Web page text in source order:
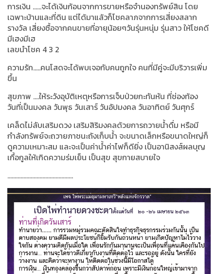
การเงิน ……จะได้เงินก้อนจากการขายหรือจำนองทรัพย์สิน โดย
เฉพาะบ้านและที่ดิน แต่ได้มาแล้วก็โชคลาภจากการเสี่ยงสลาก
รางวัล เสี่ยงซื้อจากคนขายที่อายุน้อยๆวันรุ่นหนุ่ม รุ่นสาว ให้โชคดี
มีเฮงมีเฮ
เลขนำโชค 4 3 2
ความรัก…..คนโสดจะได้พบเจอกับคนถูกใจ คนที่มีคู่จะมีบริวารเพิ่ม
ขึ้น
สุขภาพ ….ให้ระวังอุบัติเหตุหรือการเจ็บป่วยกะทันหัน ที่ช่องท้อง
วันที่เป็นมงคล วันพุธ วันเสาร์ วันอัปมงคล วันอาทิตย์ วันศุกร์
เคล็ดไม่ลับเสริมดวง เสริมสิริมงคลด้วยการถวายน้ำดื่ม หรือมี
กำลังทรัพย์จะถวายภาชนะถังเก็บน้ำ จะขนาดเล็กหรือขนาดใหญ่ก็
ดูความเหมาะสม และจะเป็นค่าน้ำค่าไฟก็ดียิ่ง เป็นอานิสงส์ผลบุญ
เกื้อกูลให้เกิดความร่มเย็น เป็นสุข สุขกายสบายใจ
.............................................